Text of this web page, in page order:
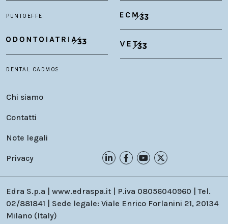
Chi siamo
Contatti
Note legali
Privacy
Edra S.p.a | www.edraspa.it | P.iva 08056040960 | Tel.
02/881841 | Sede legale: Viale Enrico Forlanini 21, 20134
Milano (Italy)